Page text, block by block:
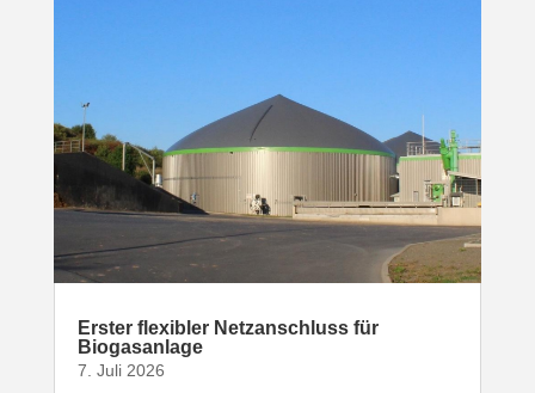
Erster flexibler Netz­an­schluss für
Biogasanlage
7. Juli 2026